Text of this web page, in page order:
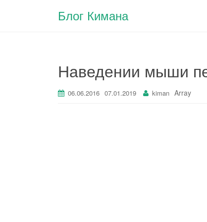
Блог Кимана
Наведении мыши
06.06.2016 07.01.2019 kiman Array